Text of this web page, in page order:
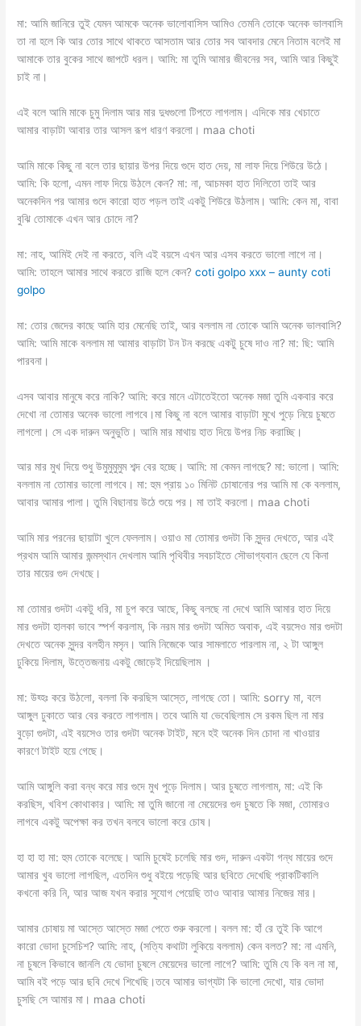
মা: আমি জানিরে তুই যেমন আমকে অনেক ভালোবাসিস আমিও তেমনি তোকে অনেক ভালবাসি
তা না হলে কি আর তোর সাথে থাকতে আসতাম আর তোর সব আবদার মেনে নিতাম বলেই মা
আমাকে তার বুকের সাথে জাপটে ধরল। আমি: মা তুমি আমার জীবনের সব, আমি আর কিছুই
চাই না।
এই বলে আমি মাকে চুমু দিলাম আর মার দুধগুলো টিপতে লাগলাম। এদিকে মার খেচাতে
আমার বাড়াটা আবার তার আসল রূপ ধারণ করলো। maa choti
আমি মাকে কিছু না বলে তার ছায়ার উপর দিয়ে গুদে হাত দেয়, মা লাফ দিয়ে শিউরে উঠে।
আমি: কি হলো, এমন লাফ দিয়ে উঠলে কেন? মা: না, আচমকা হাত দিলিতো তাই আর
অনেকদিন পর আমার গুদে কারো হাত পড়ল তাই একটু শিউরে উঠলাম। আমি: কেন মা, বাবা
বুঝি তোমাকে এখন আর চোদে না?
মা: নাহ, আমিই দেই না করতে, বলি এই বয়সে এখন আর এসব করতে ভালো লাগে না।
আমি: তাহলে আমার সাথে করতে রাজি হলে কেন?coti golpo xxx – aunty coti
golpo
মা: তোর জেদের কাছে আমি হার মেনেছি তাই, আর বললাম না তোকে আমি অনেক ভালবাসি?
আমি: আমি মাকে বললাম মা আমার বাড়াটা টন টন করছে একটু চুষে দাও না? মা: ছি: আমি
পারবনা।
এসব আবার মানুষে করে নাকি? আমি: করে মানে এটাতেইতো অনেক মজা তুমি একবার করে
দেখো না তোমার অনেক ভালো লাগবে।মা কিছু না বলে আমার বাড়াটা মুখে পুড়ে নিয়ে চুষতে
লাগলো। সে এক দারুন অনুভুতি। আমি মার মাথায় হাত দিয়ে উপর নিচ করাচ্ছি।
আর মার মুখ দিয়ে শুধু উমুমুমুমুম শব্দ বের হচ্ছে। আমি: মা কেমন লাগছে? মা: ভালো। আমি:
বললাম না তোমার ভালো লাগবে। মা: হুম প্রায় ১০ মিনিট চোষানোর পর আমি মা কে বললাম,
আবার আমার পালা। তুমি বিছানায় উঠে শুয়ে পর। মা তাই করলো। maa choti
আমি মার পরনের ছায়াটা খুলে ফেললাম। ওয়াও মা তোমার গুদটা কি সুন্দর দেখতে, আর এই
প্রথম আমি আমার জন্মস্থান দেখলাম আমি পৃথিবীর সবচাইতে সৌভাগ্যবান ছেলে যে কিনা
তার মায়ের গুদ দেখছে।
মা তোমার গুদটা একটু ধরি, মা চুপ করে আছে, কিছু বলছে না দেখে আমি আমার হাত দিয়ে
মার গুদটা হালকা ভাবে স্পর্শ করলাম, কি নরম মার গুদটা অমিত অবাক, এই বয়সেও মার গুদটা
দেখতে অনেক সুন্দর বলহীন মসৃন। আমি নিজেকে আর সামলাতে পারলাম না, ২ টা আঙ্গুল
ঢুকিয়ে দিলাম, উত্তেজনায় একটু জোড়েই দিয়েছিলাম ।
মা: উহ্হঃ করে উঠলো, বললা কি করছিস আস্তে, লাগছে তো। আমি: sorry মা, বলে
আঙ্গুল ঢুকাতে আর বের করতে লাগলাম। তবে আমি যা ভেবেছিলাম সে রকম ছিল না মার
বুড়ো গুদটা, এই বয়সেও তার গুদটা অনেক টাইট, মনে হই অনেক দিন চোদা না খাওয়ার
কারণে টাইট হয়ে গেছে।
আমি আঙ্গুলি করা বন্ধ করে মার গুদে মুখ পুড়ে দিলাম। আর চুষতে লাগলাম, মা: এই কি
করছিস, খবিশ কোথাকার। আমি: মা তুমি জানো না মেয়েদের গুদ চুষতে কি মজা, তোমারও
লাগবে একটু অপেক্ষা কর তখন বলবে ভালো করে চোষ।
হা হা হা মা: হুম তোকে বলেছে। আমি চুষেই চলেছি মার গুদ, দারুন একটা গন্ধ মায়ের গুদে
আমার খুব ভালো লাগছিল, এতদিন শুধু বইয়ে পড়েছি আর ছবিতে দেখেছি প্রাকটিকালি
কখনো করি নি, আর আজ যখন করার সুযোগ পেয়েছি তাও আবার আমার নিজের মার।
আমার চোষায় মা আস্তে আস্তে মজা পেতে শুরু করলো। বলল মা: হাঁ রে তুই কি আগে
কারো ভোদা চুসেচিশ? আমি: নাহ, (সত্যি কথাটা লুকিয়ে বললাম) কেন বলত? মা: না এমনি,
না চুষলে কিভাবে জানলি যে ভোদা চুষলে মেয়েদের ভালো লাগে? আমি: তুমি যে কি বল না মা,
আমি বই পড়ে আর ছবি দেখে শিখেছি।তবে আমার ভাগ্যটা কি ভালো দেখো, যার ভোদা
চুসছি সে আমার মা। maa choti